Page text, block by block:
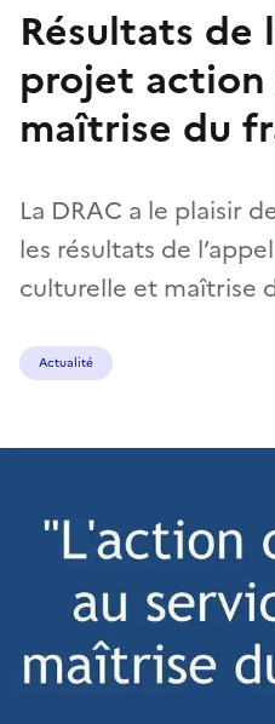
Résultats de
projet
maîtrise du
La DRAC a le plaisir
les résultats de
culturelle et maîtrise
Actualité